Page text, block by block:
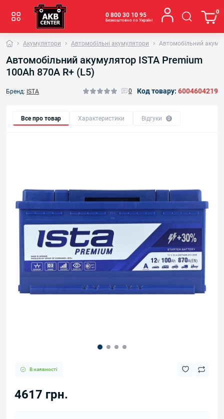
0 800 30 10 95
Безкоштовно по Україні
0
Акумулятори Автомобільні акумулятори Автомобільний
Автомобільний акумулятор ISTA Premium
100Ah 870A R+ (L5)
Бренд: ISTA 0 Код товару: 6004604219
Все про товар Характеристики Відгуки 0
В наявності
4617 грн.